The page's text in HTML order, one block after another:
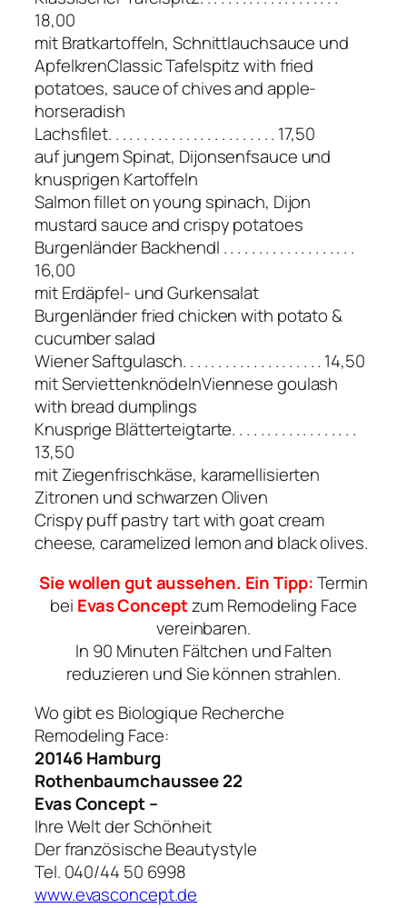
18,00
mit Bratkartoffeln, Schnittlauchsauce und
ApfelkrenClassic Tafelspitz with fried
potatoes, sauce of chives and apple-
horseradish
Lachsfilet. . . . . . . . . . . . . . . . . . . . . . . . 17,50
auf jungem Spinat, Dijonsenfsauce und
knusprigen Kartoffeln
Salmon fillet on young spinach, Dijon
mustard sauce and crispy potatoes
Burgenländer Backhendl . . . . . . . . . . . . . . . . . . .
16,00
mit Erdäpfel- und Gurkensalat
Burgenländer fried chicken with potato &
cucumber salad
Wiener Saftgulasch. . . . . . . . . . . . . . . . . . . . 14,50
mit ServiettenknödelnViennese goulash
with bread dumplings
Knusprige Blätterteigtarte. . . . . . . . . . . . . . . . . .
13,50
mit Ziegenfrischkäse, karamellisierten
Zitronen und schwarzen Oliven
Crispy puff pastry tart with goat cream
cheese, caramelized lemon and black olives.
Sie wollen gut aussehen. Ein Tipp:Termin
bei Evas Conceptzum Remodeling Face
vereinbaren.
In 90 Minuten Fältchen und Falten
reduzieren und Sie können strahlen.
Wo gibt es Biologique Recherche
Remodeling Face:
20146 Hamburg
Rothenbaumchaussee 22
Evas Concept –
Ihre Welt der Schönheit
Der französische Beautystyle
Tel. 040/44 50 6998
www.evasconcept.de